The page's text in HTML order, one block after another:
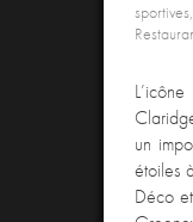
un
étoiles
Déco